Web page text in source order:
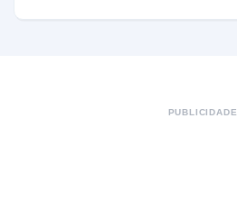
PUBLICIDADE